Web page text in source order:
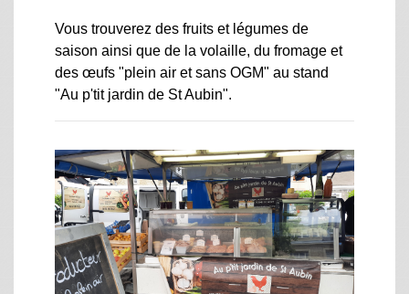
Vous trouverez des fruits et légumes de
saison ainsi que de la volaille, du fromage et
des œufs "plein air et sans OGM" au stand
"Au p'tit jardin de St Aubin".